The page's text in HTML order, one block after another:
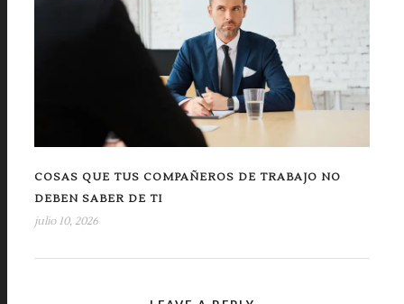
COSAS QUE TUS COMPAÑEROS DE TRABAJO NO
DEBEN SABER DE TI
julio 10, 2026